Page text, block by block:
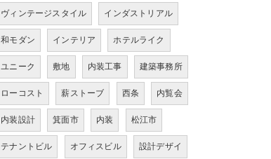
ヴィンテージスタイル インダストリアル
和モダン インテリア ホテルライク
ユニーク 敷地 内装工事 建築事務所
ローコスト 薪ストーブ 西条 内覧会
内装設計 箕面市 内装 松江市
テナントビル オフィスビル 設計デザイ